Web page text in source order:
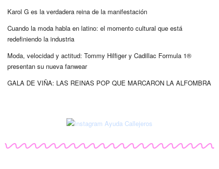
Karol G es la verdadera reina de la manifestación
Cuando la moda habla en latino: el momento cultural que está
redefiniendo la industria
Moda, velocidad y actitud: Tommy Hilfiger y Cadillac Formula 1®
presentan su nueva fanwear
GALA DE VIÑA: LAS REINAS POP QUE MARCARON LA ALFOMBRA